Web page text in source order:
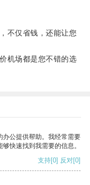
仅省钱，还能让您
场都是您不错的选
办公提供帮助。我经常需要
快速找到我需要的信息。
支持[0] 反对[0]